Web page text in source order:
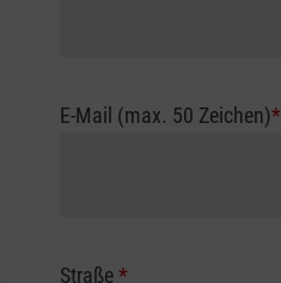
E-Mail (max. 50 Zeichen)*
Straße*